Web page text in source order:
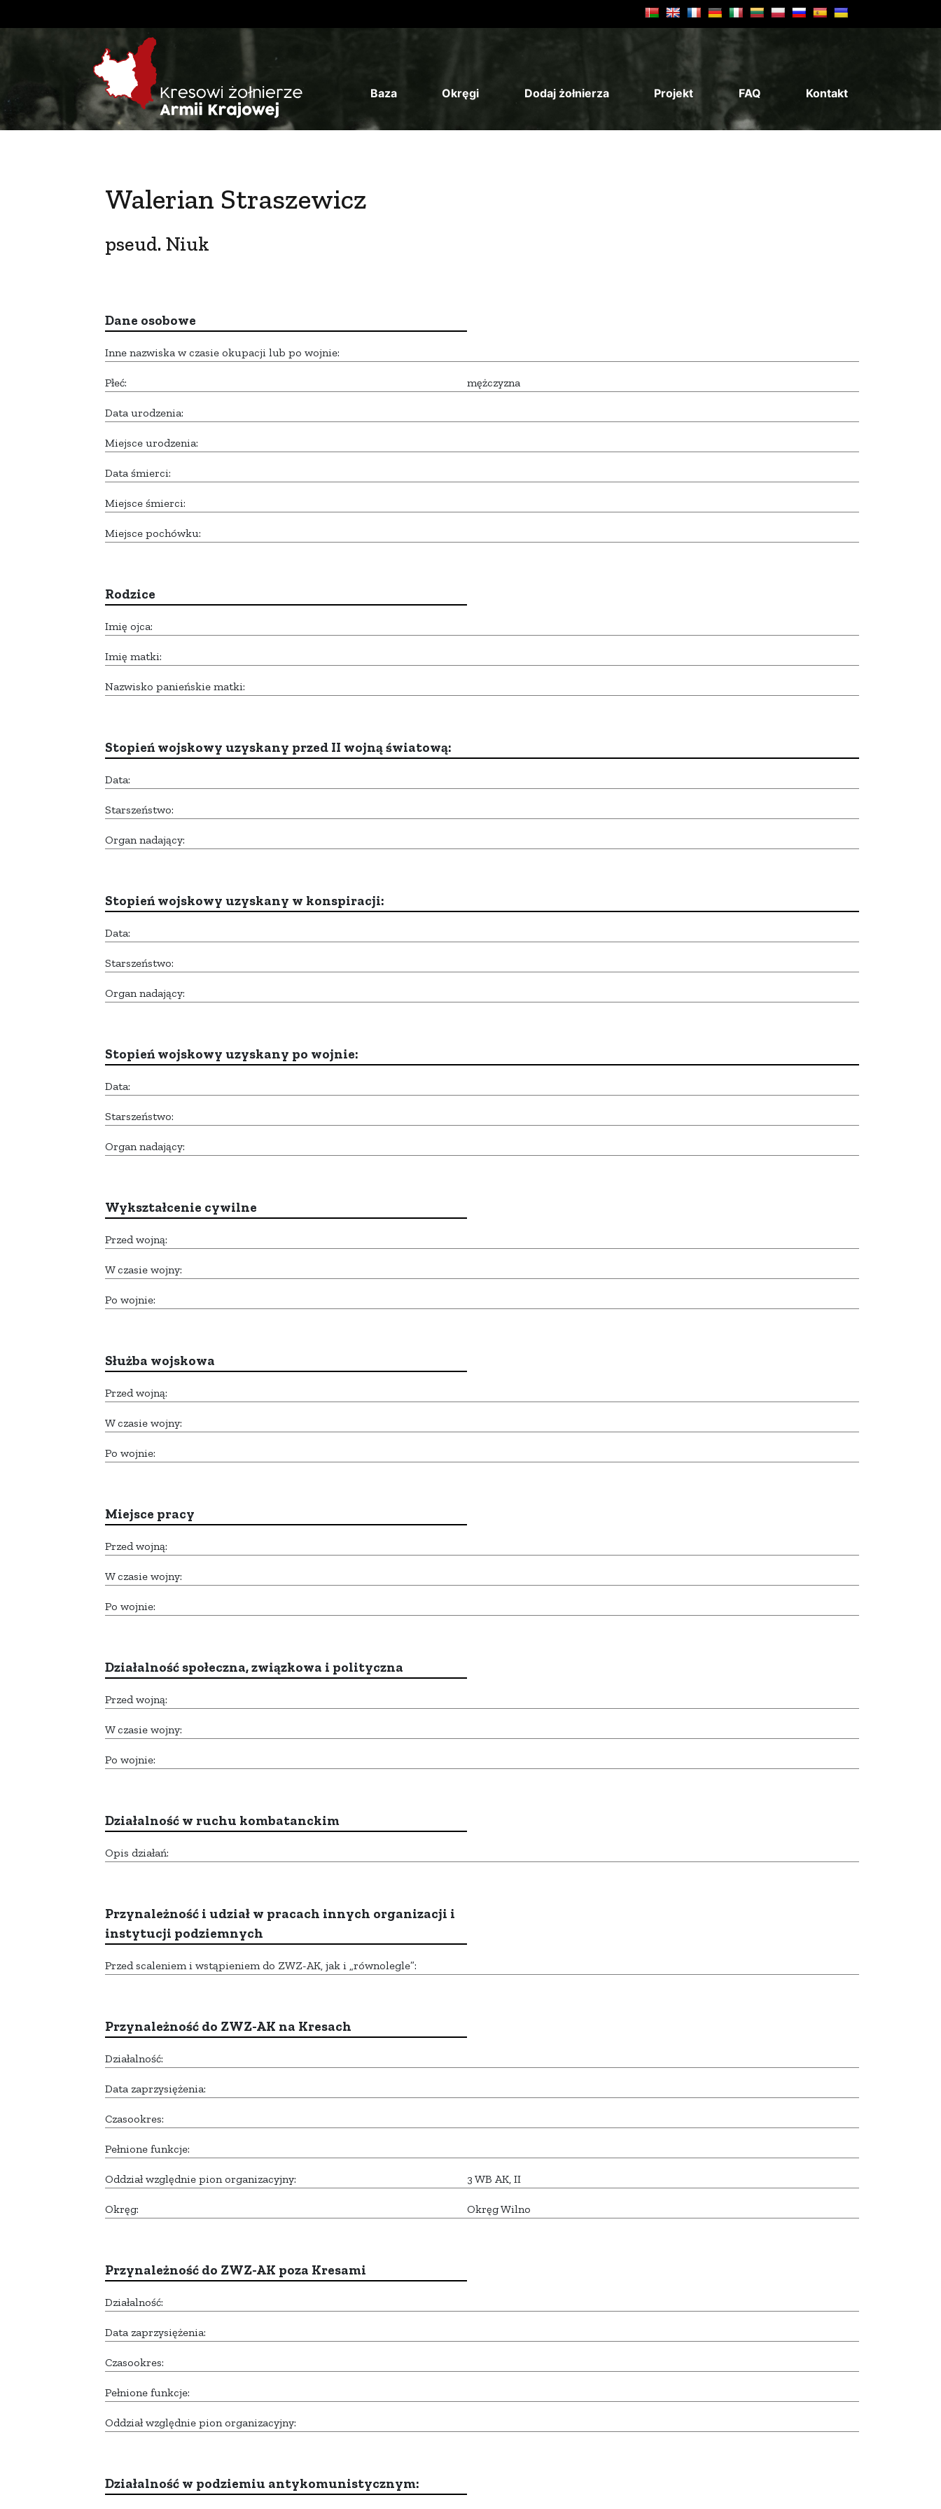
Baza Okręgi Dodaj żołnierza Projekt FAQ Kontakt
Walerian Straszewicz
pseud. Niuk
Dane osobowe
Inne nazwiska w czasie okupacji lub po wojnie:
Płeć: mężczyzna
Data urodzenia:
Miejsce urodzenia:
Data śmierci:
Miejsce śmierci:
Miejsce pochówku:
Rodzice
Imię ojca:
Imię matki:
Nazwisko panieńskie matki:
Stopień wojskowy uzyskany przed II wojną światową:
Data:
Starszeństwo:
Organ nadający:
Stopień wojskowy uzyskany w konspiracji:
Data:
Starszeństwo:
Organ nadający:
Stopień wojskowy uzyskany po wojnie:
Data:
Starszeństwo:
Organ nadający:
Wykształcenie cywilne
Przed wojną:
W czasie wojny:
Po wojnie:
Służba wojskowa
Przed wojną:
W czasie wojny:
Po wojnie:
Miejsce pracy
Przed wojną:
W czasie wojny:
Po wojnie:
Działalność społeczna, związkowa i polityczna
Przed wojną:
W czasie wojny:
Po wojnie:
Działalność w ruchu kombatanckim
Opis działań:
Przynależność i udział w pracach innych organizacji i
instytucji podziemnych
Przed scaleniem i wstąpieniem do ZWZ-AK, jak i „równolegle”:
Przynależność do ZWZ-AK na Kresach
Działalność:
Data zaprzysiężenia:
Czasookres:
Pełnione funkcje:
Oddział względnie pion organizacyjny: 3 WB AK, II
Okręg: Okręg Wilno
Przynależność do ZWZ-AK poza Kresami
Działalność:
Data zaprzysiężenia:
Czasookres:
Pełnione funkcje:
Oddział względnie pion organizacyjny:
Działalność w podziemiu antykomunistycznym: